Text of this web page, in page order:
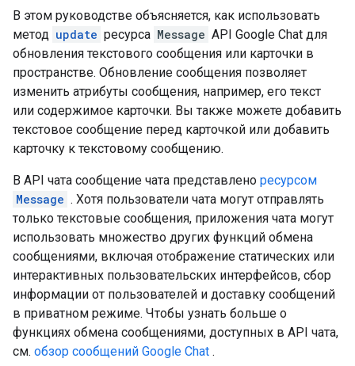
В этом руководстве объясняется, как использовать
метод update ресурса Message API Google Chat для
обновления текстового сообщения или карточки в
пространстве. Обновление сообщения позволяет
изменить атрибуты сообщения, например, его текст
или содержимое карточки. Вы также можете добавить
текстовое сообщение перед карточкой или добавить
карточку к текстовому сообщению.
В API чата сообщение чата представлено ресурсом
Message . Хотя пользователи чата могут отправлять
только текстовые сообщения, приложения чата могут
использовать множество других функций обмена
сообщениями, включая отображение статических или
интерактивных пользовательских интерфейсов, сбор
информации от пользователей и доставку сообщений
в приватном режиме. Чтобы узнать больше о
функциях обмена сообщениями, доступных в API чата,
см. обзор сообщений Google Chat .